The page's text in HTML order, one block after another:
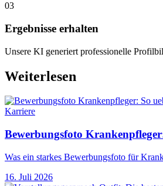
03
Ergebnisse erhalten
Unsere KI generiert professionelle
Weiterlesen
Karriere
Bewerbungsfoto
Was ein starkes Bewerbungsfoto für
16. Juli 2026